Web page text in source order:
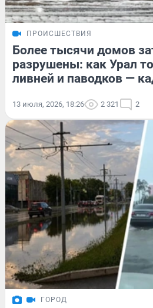
ПРОИСШЕСТВИЯ
Более тысячи домов
разрушены: как Урал
ливней и паводков —
13 июля, 2026, 18:26 2 321 2
ГОРОД